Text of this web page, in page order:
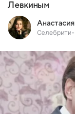
Левкиным